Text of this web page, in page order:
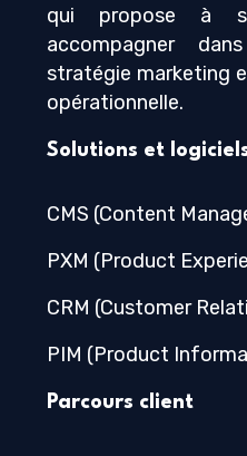
qui propose à
accompagner
stratégie marketing
opérationnelle.
Solutions et
CMS (Content
PXM (Product
CRM (Customer
PIM (Product
Parcours client